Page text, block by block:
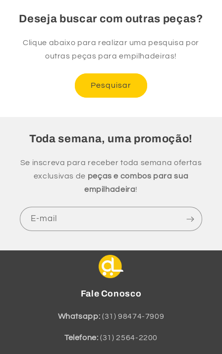
Deseja buscar com outras peças?
Clique abaixo para realizar uma pesquisa por
outras peças para empilhadeiras!
Pesquisar
Toda semana, uma promoção!
Se inscreva para receber toda semana ofertas
exclusivas de peças e combos para sua
empilhadeira!
E-mail
Fale Conosco
Whatsapp: (31) 98474-7909
Telefone: (31) 2564-2200